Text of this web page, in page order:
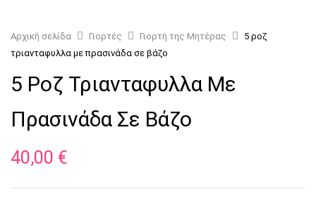
Αρχική σελίδα Γιορτές Γιορτή της Μητέρας
5 ροζ
τριανταφυλλα με πρασινάδα σε βάζο
5 Ροζ Τριανταφυλλα Με
Πρασινάδα Σε Βάζο
40,00 €